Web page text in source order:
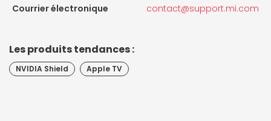
Courrier électronique
contact@support.mi.com
Les produits tendances :
NVIDIA Shield Apple TV